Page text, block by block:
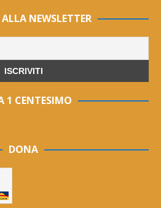
NEWSLETTER
1 CENTESIMO
DONA